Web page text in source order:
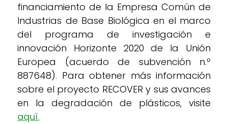
financiamiento de la Empresa Común de
Industrias de Base Biológica en el marco
del programa de investigación e
innovación Horizonte 2020 de la Unión
Europea (acuerdo de subvención n.º
887648). Para obtener más información
sobre el proyecto RECOVER y sus avances
en la degradación de plásticos, visite
aquí.